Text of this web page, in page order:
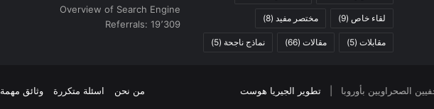
لقاء خاص (9) مختصر مفيد (8)
مقابلات (5) مقالات (66) نماذج ناجحة (5)
Overview of Search Engine
Referrals: 19٬309
تطوير الجيريا هوست من نحن اسئلة متكررة وثائق مهمة